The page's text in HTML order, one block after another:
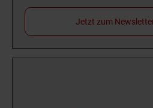
Jetzt zum